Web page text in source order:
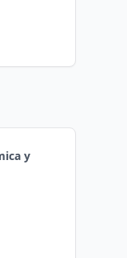
y